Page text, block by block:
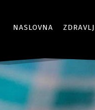
NASLOVNA